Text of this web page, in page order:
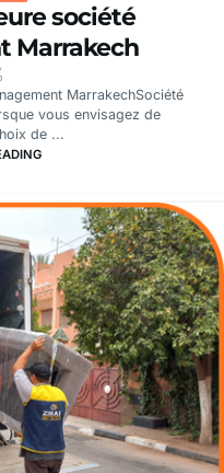
société
Marrakech
MarrakechSociété
vous envisagez de
de ...